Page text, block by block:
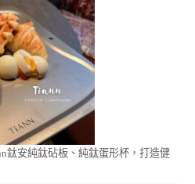
鈦安純鈦砧板、純鈦蛋形杯，打造健